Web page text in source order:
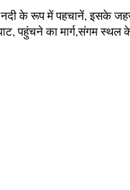
रूप में पहचानें, इसके जहर
पहुंचने का मार्ग,संगम स्थल